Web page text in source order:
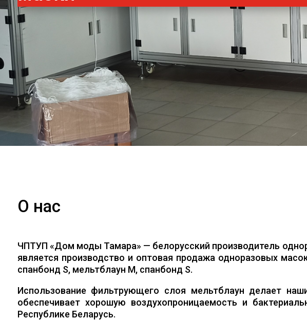
О нас
ЧПТУП «Дом моды Тамара» — белорусский производитель
является производство и оптовая продажа одноразовых
спанбонд S, мельтблаун M, спанбонд S.
Использование фильтрующего слоя мельтблаун делает
обеспечивает хорошую воздухопроницаемость и
Республике Беларусь.